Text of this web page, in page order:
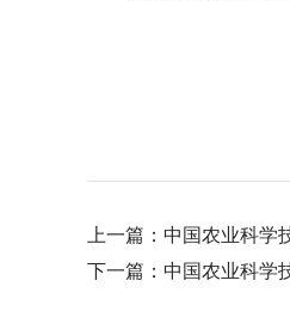
上一篇： 中国农业科学
下一篇： 中国农业科学